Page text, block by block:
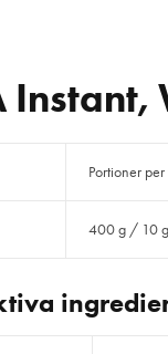
Portioner
400 g / 10